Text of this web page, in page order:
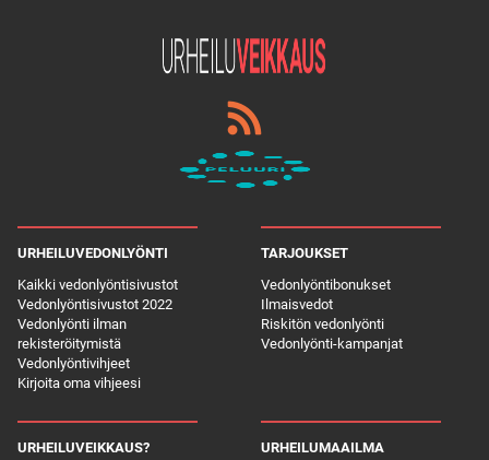
URHEILUVEDONLYÖNTI
Kaikki vedonlyöntisivustot
Vedonlyöntisivustot 2022
Vedonlyönti ilman
rekisteröitymistä
Vedonlyöntivihjeet
Kirjoita oma vihjeesi
TARJOUKSET
Vedonlyöntibonukset
Ilmaisvedot
Riskitön vedonlyönti
Vedonlyönti-kampanjat
URHEILUVEIKKAUS? URHEILUMAAILMA